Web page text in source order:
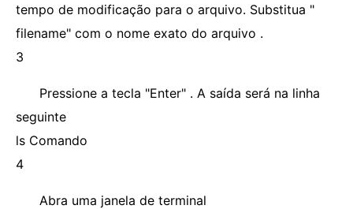
tempo de modificação para o arquivo. Substitua "
filename" com o nome exato do arquivo .
3
Pressione a tecla "Enter" . A saída será na linha
seguinte
ls Comando
4
Abra uma janela de terminal